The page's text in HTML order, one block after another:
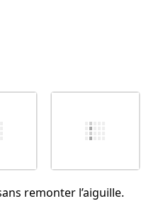
remonter l’aiguille.